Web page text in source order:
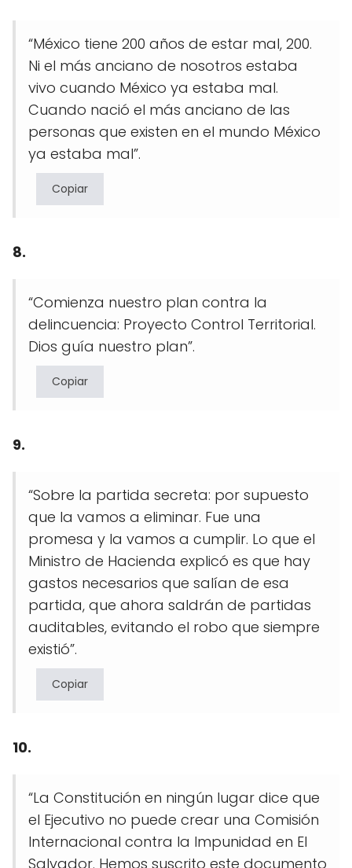
“México tiene 200 años de estar mal, 200.
Ni el más anciano de nosotros estaba
vivo cuando México ya estaba mal.
Cuando nació el más anciano de las
personas que existen en el mundo México
ya estaba mal”.
Copiar
8.
“Comienza nuestro plan contra la
delincuencia: Proyecto Control Territorial.
Dios guía nuestro plan”.
Copiar
9.
“Sobre la partida secreta: por supuesto
que la vamos a eliminar. Fue una
promesa y la vamos a cumplir. Lo que el
Ministro de Hacienda explicó es que hay
gastos necesarios que salían de esa
partida, que ahora saldrán de partidas
auditables, evitando el robo que siempre
existió”.
Copiar
10.
“La Constitución en ningún lugar dice que
el Ejecutivo no puede crear una Comisión
Internacional contra la Impunidad en El
Salvador. Hemos suscrito este documento